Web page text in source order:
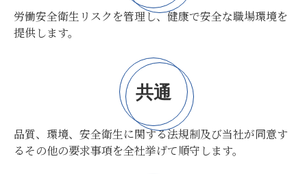
労働安全衛生リスクを管理し、健康で安全な職場環境を
提供します。
共通
品質、環境、安全衛生に関する法規制及び当社が同意す
るその他の要求事項を全社挙げて順守します。